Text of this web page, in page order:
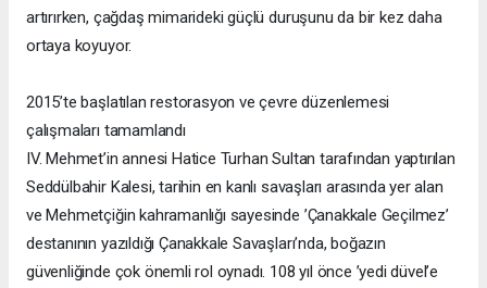
artırırken, çağdaş mimarideki güçlü duruşunu da bir kez daha
ortaya koyuyor.
2015’te başlatılan restorasyon ve çevre düzenlemesi
çalışmaları tamamlandı
IV. Mehmet’in annesi Hatice Turhan Sultan tarafından yaptırılan
Seddülbahir Kalesi, tarihin en kanlı savaşları arasında yer alan
ve Mehmetçiğin kahramanlığı sayesinde ’Çanakkale Geçilmez’
destanının yazıldığı Çanakkale Savaşları’nda, boğazın
güvenliğinde çok önemli rol oynadı. 108 yıl önce ’yedi düvel’e